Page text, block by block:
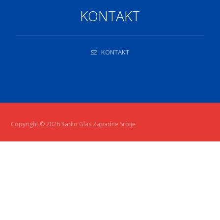
KONTAKT
KONTAKT
Copyright © 2026 Radio Glas Zapadne Srbije